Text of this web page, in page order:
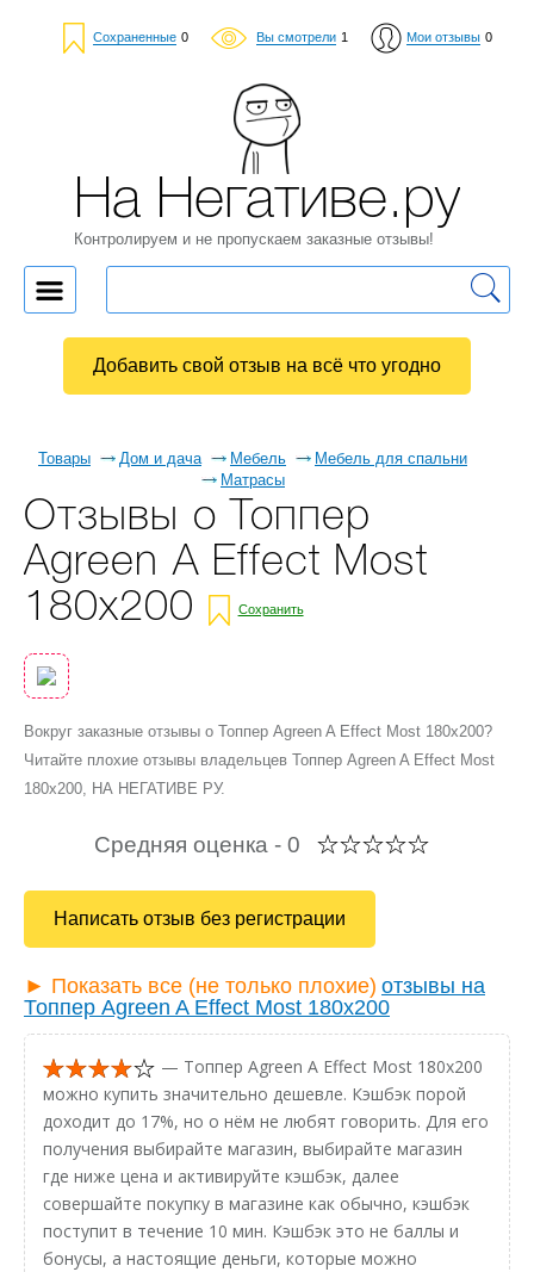
Сохраненные 0 Вы смотрели 1 Мои отзывы 0
Товары Дом и дача Мебель
Мебель для спальни
Матрасы
Отзывы о Топпер
Agreen A Effect Most
180х200
Сохранить
Вокруг заказные отзывы о Топпер Agreen A Effect Most 180х200?
Читайте плохие отзывы владельцев Топпер Agreen A Effect Most
180х200, НА НЕГАТИВЕ РУ.
Средняя оценка - 0
Написать отзыв без регистрации
► Показать все (не только плохие) отзывы на
Топпер Agreen A Effect Most 180х200
— Топпер Agreen A Effect Most 180х200
можно купить значительно дешевле. Кэшбэк порой
доходит до 17%, но о нём не любят говорить. Для его
получения выбирайте магазин, выбирайте магазин
где ниже цена и активируйте кэшбэк, далее
совершайте покупку в магазине как обычно, кэшбэк
поступит в течение 10 мин. Кэшбэк это не баллы и
бонусы, а настоящие деньги, которые можно
На Негативе.ру
Контролируем и не пропускаем заказные отзывы!
Добавить свой отзыв на всё что угодно